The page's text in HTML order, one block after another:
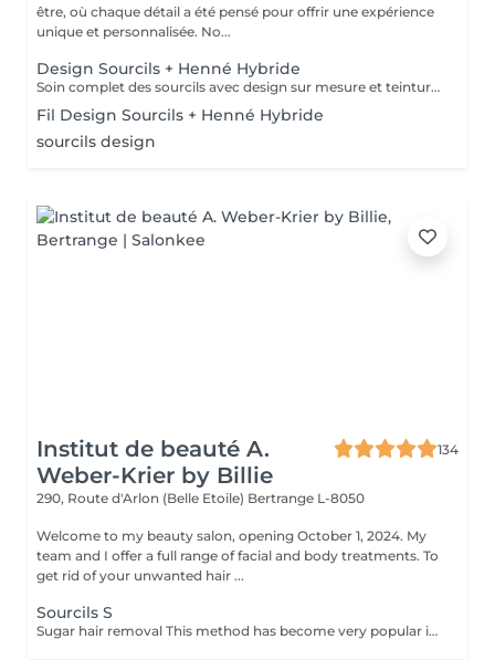
être, où chaque détail a été pensé pour offrir une expérience
unique et personnalisée. No...
Design Sourcils + Henné Hybride
Soin complet des sourcils avec design sur mesure et teinture à l'henné hybride. Pigmente la peau et les poils pour un effet maquillé naturel, tout en nourrissant le follicule. Idéal pour combler les zones clairsemées et intensifier la ligne. Durée du résultat : 10 à 15 jours sur la peau, jusqu'à 6 semaines sur le poil. Fréquence recommandée : toutes les 4 à 6 semaines.
Fil Design Sourcils + Henné Hybride
sourcils design
Institut de beauté A.
Weber-Krier by Billie
134
290, Route d'Arlon (Belle Etoile) Bertrange L-8050
Welcome to my beauty salon, opening October 1, 2024. My
team and I offer a full range of facial and body treatments. To
get rid of your unwanted hair ...
Sourcils S
Sugar hair removal This method has become very popular in our institute. The sugar paste is 100% natural. It is based on millennial recipes from the Middle East and contains exclusively water and sugar, without any chemical, aromatic or coloring substance. The paste is hypoallergenic and does not cause skin irritation. It applies to all areas. The paste is massaged inside the follicle, it envelops the hairs, surrounds them and lubricates them. The extraction is done in the natural direction of hair growth. There is no broken hair left in the follicle. This technique does not cause redness or irritation of the skin. Non-negligible advantage is the fact that it is not necessary to have a certain length of hair as with wax, the sugar effectively removes very short hair. The sugar withdraws without tapes. We also recommend this method to teenagers for their first depilations and to people who want full hair removal, because it is much less painful than waxing.